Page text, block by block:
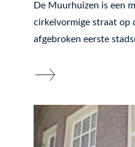
De Muurhuizen is een
cirkelvormige straat op
afgebroken eerste